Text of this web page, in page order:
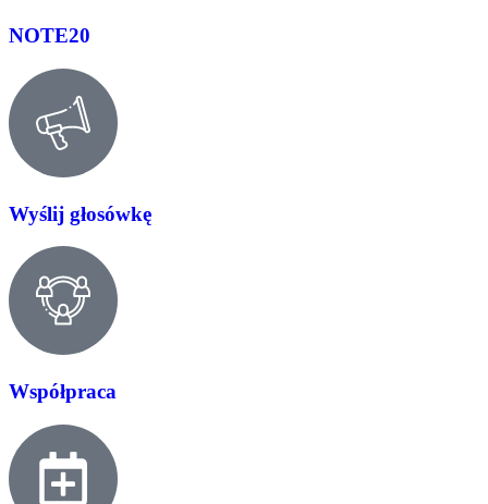
NOTE20
Wyślij głosówkę
Współpraca